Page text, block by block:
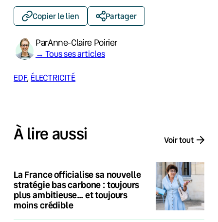
Copier le lien Partager
ParAnne-Claire Poirier
→ Tous ses articles
EDF, ÉLECTRICITÉ
À lire aussi Voir tout
La France officialise sa nouvelle
stratégie bas carbone : toujours
plus ambitieuse… et toujours
moins crédible